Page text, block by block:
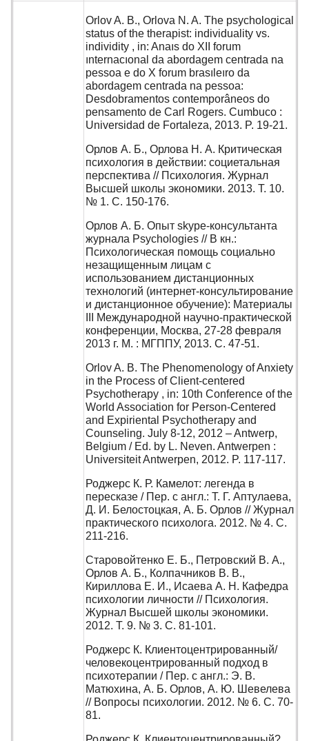
Orlov A. B., Orlova N. A. The psychological
status of the therapist: individuality vs.
individity , in: Anaıs do XII forum
ınternacıonal da abordagem centrada na
pessoa e do X forum brasıleıro da
abordagem centrada na pessoa:
Desdobramentos contemporâneos do
pensamento de Carl Rogers. Cumbuco :
Universidad de Fortaleza, 2013. P. 19-21.
Орлов А. Б., Орлова Н. А. Критическая
психология в действии: социетальная
перспектива // Психология. Журнал
Высшей школы экономики. 2013. Т. 10.
№ 1. С. 150-176.
Орлов А. Б. Опыт skype-консультанта
журнала Psychologies // В кн.:
Психологическая помощь социально
незащищенным лицам с
использованием дистанционных
технологий (интернет-консультирование
и дистанционное обучение): Материалы
III Международной научно-практической
конференции, Москва, 27-28 февраля
2013 г. М. : МГППУ, 2013. С. 47-51.
Orlov A. B. The Phenomenology of Anxiety
in the Process of Client-centered
Psychotherapy , in: 10th Conference of the
World Association for Person-Centered
and Expiriental Psychotherapy and
Counseling. July 8-12, 2012 – Antwerp,
Belgium / Ed. by L. Neven. Antwerpen :
Universiteit Antwerpen, 2012. P. 117-117.
Роджерс К. Р. Камелот: легенда в
пересказе / Пер. с англ.: Т. Г. Аптулаева,
Д. И. Белостоцкая, А. Б. Орлов // Журнал
практического психолога. 2012. № 4. С.
211-216.
Старовойтенко Е. Б., Петровский В. А.,
Орлов А. Б., Колпачников В. В.,
Кириллова Е. И., Исаева А. Н. Кафедра
психологии личности // Психология.
Журнал Высшей школы экономики.
2012. Т. 9. № 3. С. 81-101.
Роджерс К. Клиентоцентрированный/
человекоцентрированный подход в
психотерапии / Пер. с англ.: Э. В.
Матюхина, А. Б. Орлов, А. Ю. Шевелева
// Вопросы психологии. 2012. № 6. С. 70-
81.